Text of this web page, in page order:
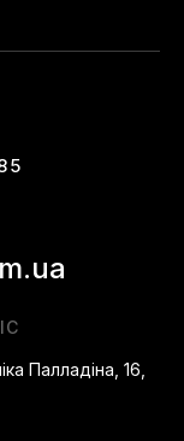
Палладіна, 16,